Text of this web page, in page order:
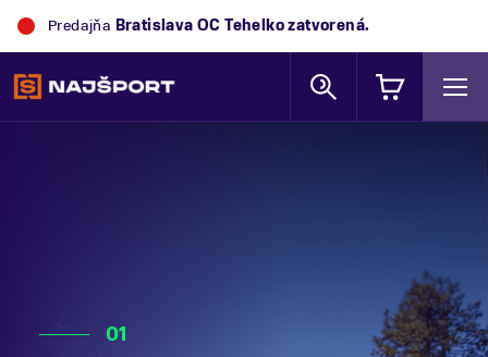
Predajňa Trek Flagship Store Bratislavazatvorená.
01